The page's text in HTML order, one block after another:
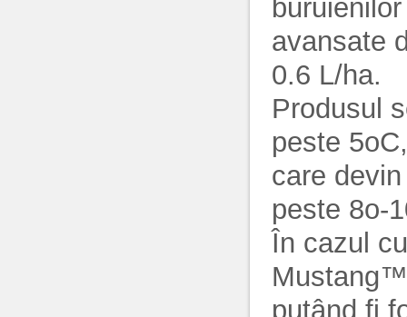
avansate
0.6 L/ha.
Produsul
peste
care
peste 8o-
În cazul
putând fi